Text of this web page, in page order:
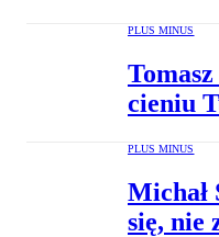
PLUS MINUS
cieniu
PLUS MINUS
Michał
się, nie